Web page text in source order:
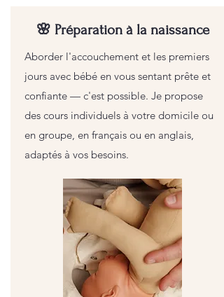
🌸 Préparation à la naissance
Aborder l'accouchement et les premiers
jours avec bébé en vous sentant prête et
confiante — c'est possible. Je propose
des cours individuels à votre domicile ou
en groupe, en français ou en anglais,
adaptés à vos besoins.